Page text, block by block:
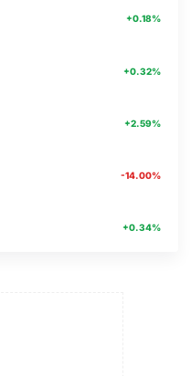
+0.18%
+0.32%
+2.59%
-14.00%
+0.34%